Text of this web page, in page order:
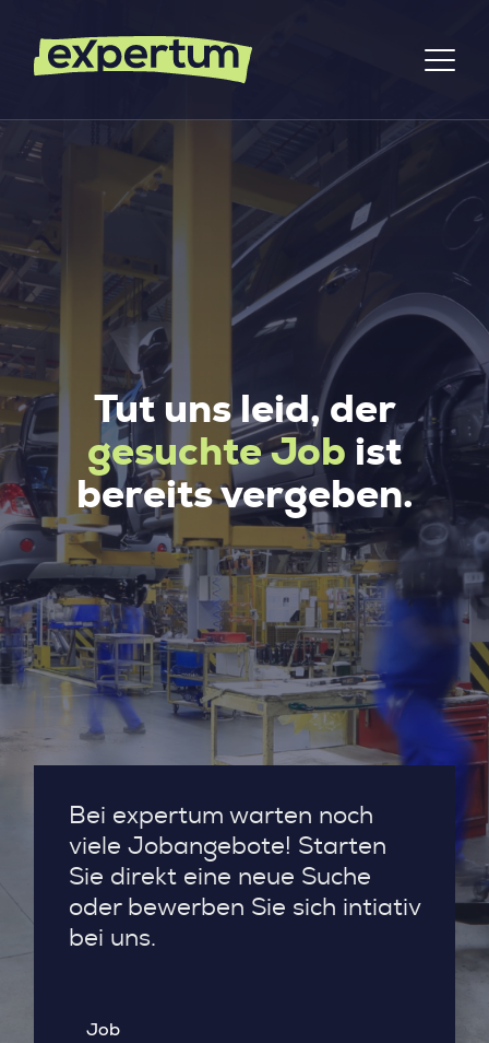
Tut uns leid, der
gesuchte Job ist
bereits vergeben.
Bei expertum warten noch
viele Jobangebote! Starten
Sie direkt eine neue Suche
oder bewerben Sie sich intiativ
bei uns.